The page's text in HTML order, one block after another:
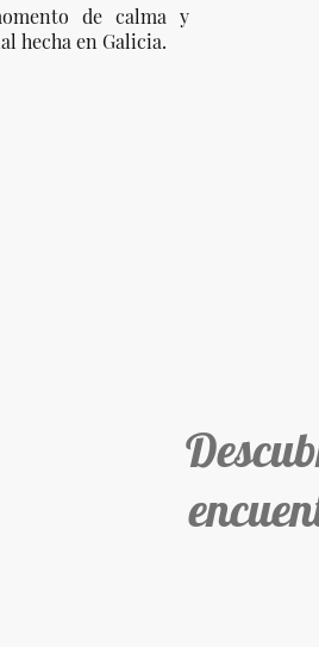
de calma y
hecha en Galicia.